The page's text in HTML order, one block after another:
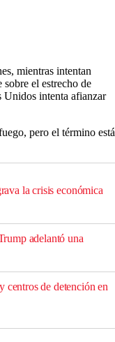
mientras intentan
el estrecho de
Unidos intenta afianzar
pero el término está
la crisis económica
adelantó una
centros de detención en